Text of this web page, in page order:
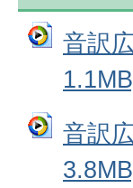
音訳
音訳